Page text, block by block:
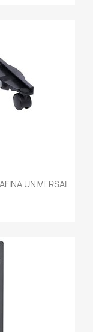
UNIVERSAL